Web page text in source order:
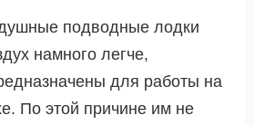
подводные лодки
намного легче,
для работы на
По этой причине им не